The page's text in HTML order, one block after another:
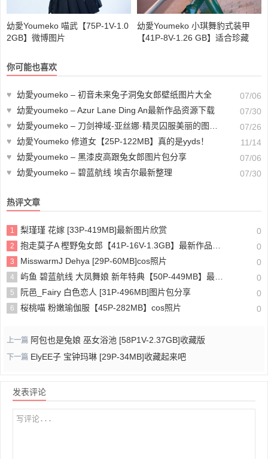
幼愛Youmeko 喵武【75P-1V-1.0
2GB】微博图片
幼愛Youmeko 小琪舞豹式装甲
【41P-8V-1.26 GB】适合珍藏
你可能也喜欢
♥ 幼愛youmeko – 初音未来兔子洞兔女郎壁纸图片大全
07/06
♥
幼愛youmeko – Azur Lane Ding An最新作品资源下载
07/30
♥
幼愛youmeko – 刀剑神域-亚丝娜·精灵囚服美丽的图片欣赏
07/26
♥
幼愛Youmeko 修道女【25P-122MB】真的是yyds！
11/14
♥
幼愛youmeko – 黑漆皮高跟兔女郎图片包分享
07/06
♥
幼愛youmeko – 碧蓝航线 埃吉尔最新整理 07/30
热评文章
1 梨瑾瑾 花嫁 [33P-419MB]最新图片欣赏 0
2 抱走莫子A 樫野兔女郎【41P-16V-1.3GB】最新作品资源下载 0
3 MisswarmJ Dehya [29P-60MB]cos照片 0
4 屿鱼 碧蓝航线 大凤舞娘 新年特典【50P-449MB】最新图片欣赏 0
5 阮邑_Fairy 白色恋人 [31P-496MB]图片包分享 0
6 桜桃喵 粉嫩瑜伽服【45P-282MB】cos照片 0
上一篇 阿包也是兔娘 巫女浴池 [58P1V-2.37GB]收藏版
下一篇 ElyEE子 宝钟玛琳 [29P-34MB]收藏起来吧
发表评论